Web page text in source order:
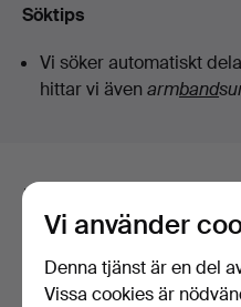
Söktips
Vi söker automatiskt
hittar vi även armband
Här är föremål
matchar din
Visa alla föremål
Vi använder
Denna tjänst är en del
Vissa cookies är